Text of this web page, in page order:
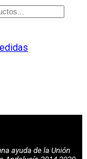
ayuda de la Unión